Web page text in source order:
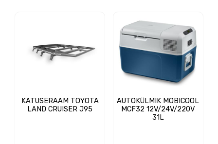
KATUSERAAM TOYOTA
LAND CRUISER J95
AUTOKÜLMIK MOBICOOL
MCF32 12V/24V/220V
31L